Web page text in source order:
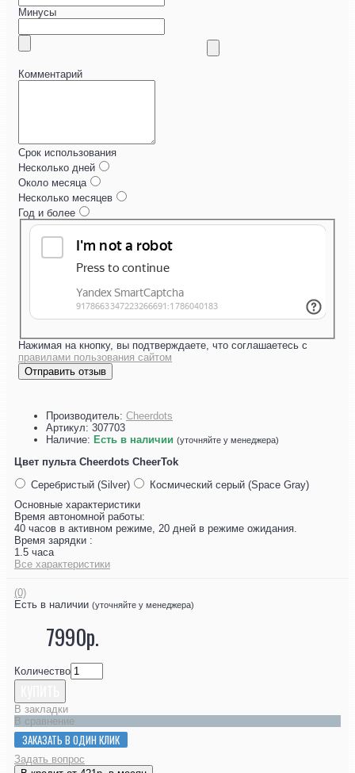
Минусы
Комментарий
Срок использования
Несколько дней
Около месяца
Несколько месяцев
Год и более
Нажимая на кнопку, вы подтверждаете, что соглашаетесь с
правилами пользования сайтом
Отправить отзыв
Производитель: Cheerdots
Артикул: 307703
Наличие: Есть в наличии (уточняйте у менеджера)
Цвет пульта Cheerdots CheerTok
Серебристый (Silver)
Космический серый (Space Gray)
Основные характеристики
Время автономной работы:
40 часов в активном режиме, 20 дней в режиме ожидания.
Время зарядки :
1.5 часа
Все характеристики
(0)
Есть в наличии (уточняйте у менеджера)
7990р.
Количество
В закладки
В сравнение
ЗАКАЗАТЬ В ОДИН КЛИК
Задать вопрос